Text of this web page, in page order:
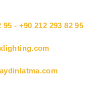
95 - +90 212 293 82 95